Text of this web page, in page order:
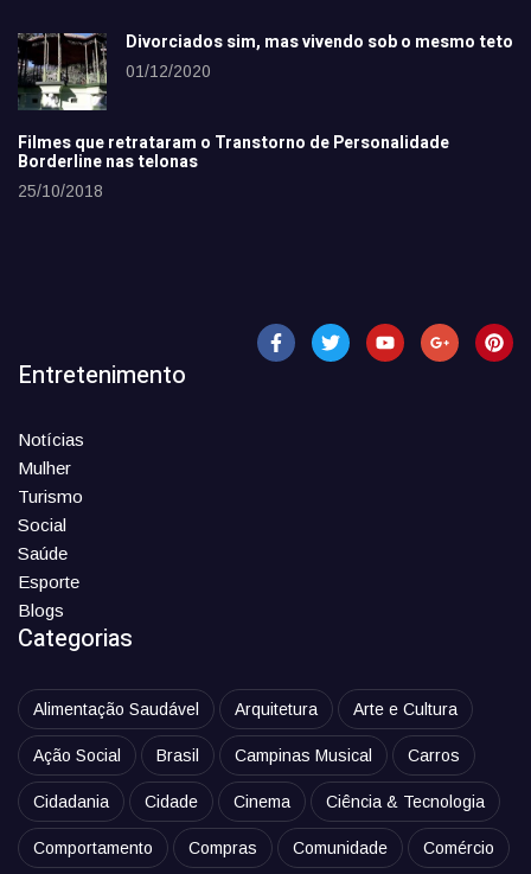
Divorciados sim, mas vivendo sob o mesmo teto
01/12/2020
Filmes que retrataram o Transtorno de Personalidade
Borderline nas telonas
25/10/2018
Entretenimento
Notícias
Mulher
Turismo
Social
Saúde
Esporte
Blogs
Categorias
Alimentação Saudável Arquitetura Arte e Cultura
Ação Social Brasil Campinas Musical Carros
Cidadania Cidade Cinema Ciência & Tecnologia
Comportamento Compras Comunidade Comércio